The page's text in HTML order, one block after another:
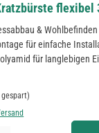
flexibel
& Wohlbefinden
für einfache
für langlebigen
Preis:
gespart)
Gib den gewünschten